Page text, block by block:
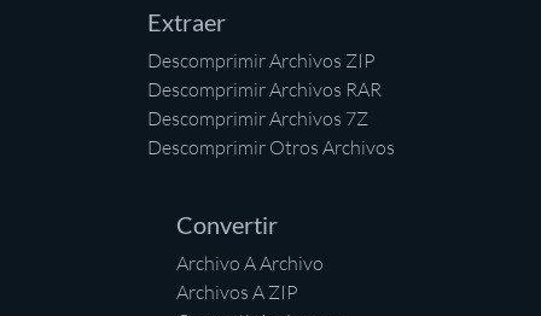
Extraer
Descomprimir Archivos ZIP
Descomprimir Archivos RAR
Descomprimir Archivos 7Z
Descomprimir Otros Archivos
Convertir
Archivo A Archivo
Archivos A ZIP